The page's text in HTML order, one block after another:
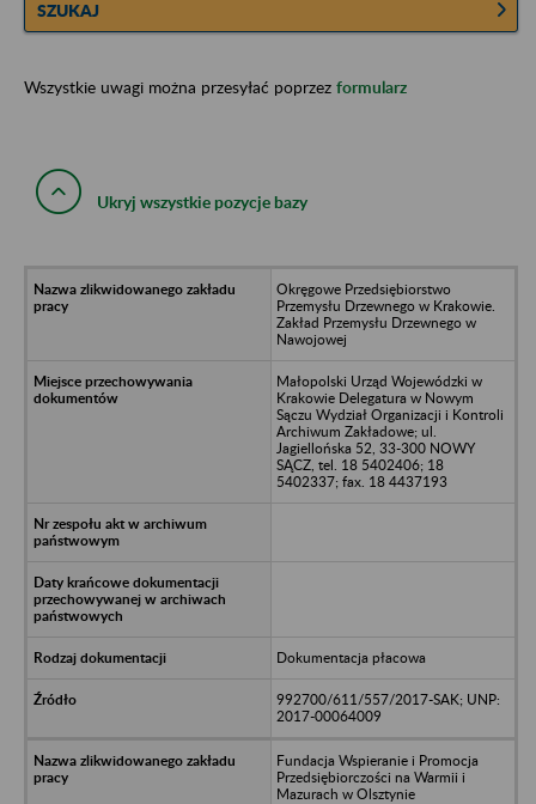
SZUKAJ
Wszystkie uwagi można przesyłać poprzez formularz
Ukryj wszystkie pozycje bazy
Okręgowe Przedsiębiorstwo
Przemysłu Drzewnego w Krakowie.
Zakład Przemysłu Drzewnego w
Nawojowej
Małopolski Urząd Wojewódzki w
Krakowie Delegatura w Nowym
Sączu Wydział Organizacji i Kontroli
Archiwum Zakładowe; ul.
Jagiellońska 52, 33-300 NOWY
SĄCZ, tel. 18 5402406; 18
5402337; fax. 18 4437193
Dokumentacja płacowa
992700/611/557/2017-SAK; UNP:
2017-00064009
Fundacja Wspieranie i Promocja
Przedsiębiorczości na Warmii i
Mazurach w Olsztynie